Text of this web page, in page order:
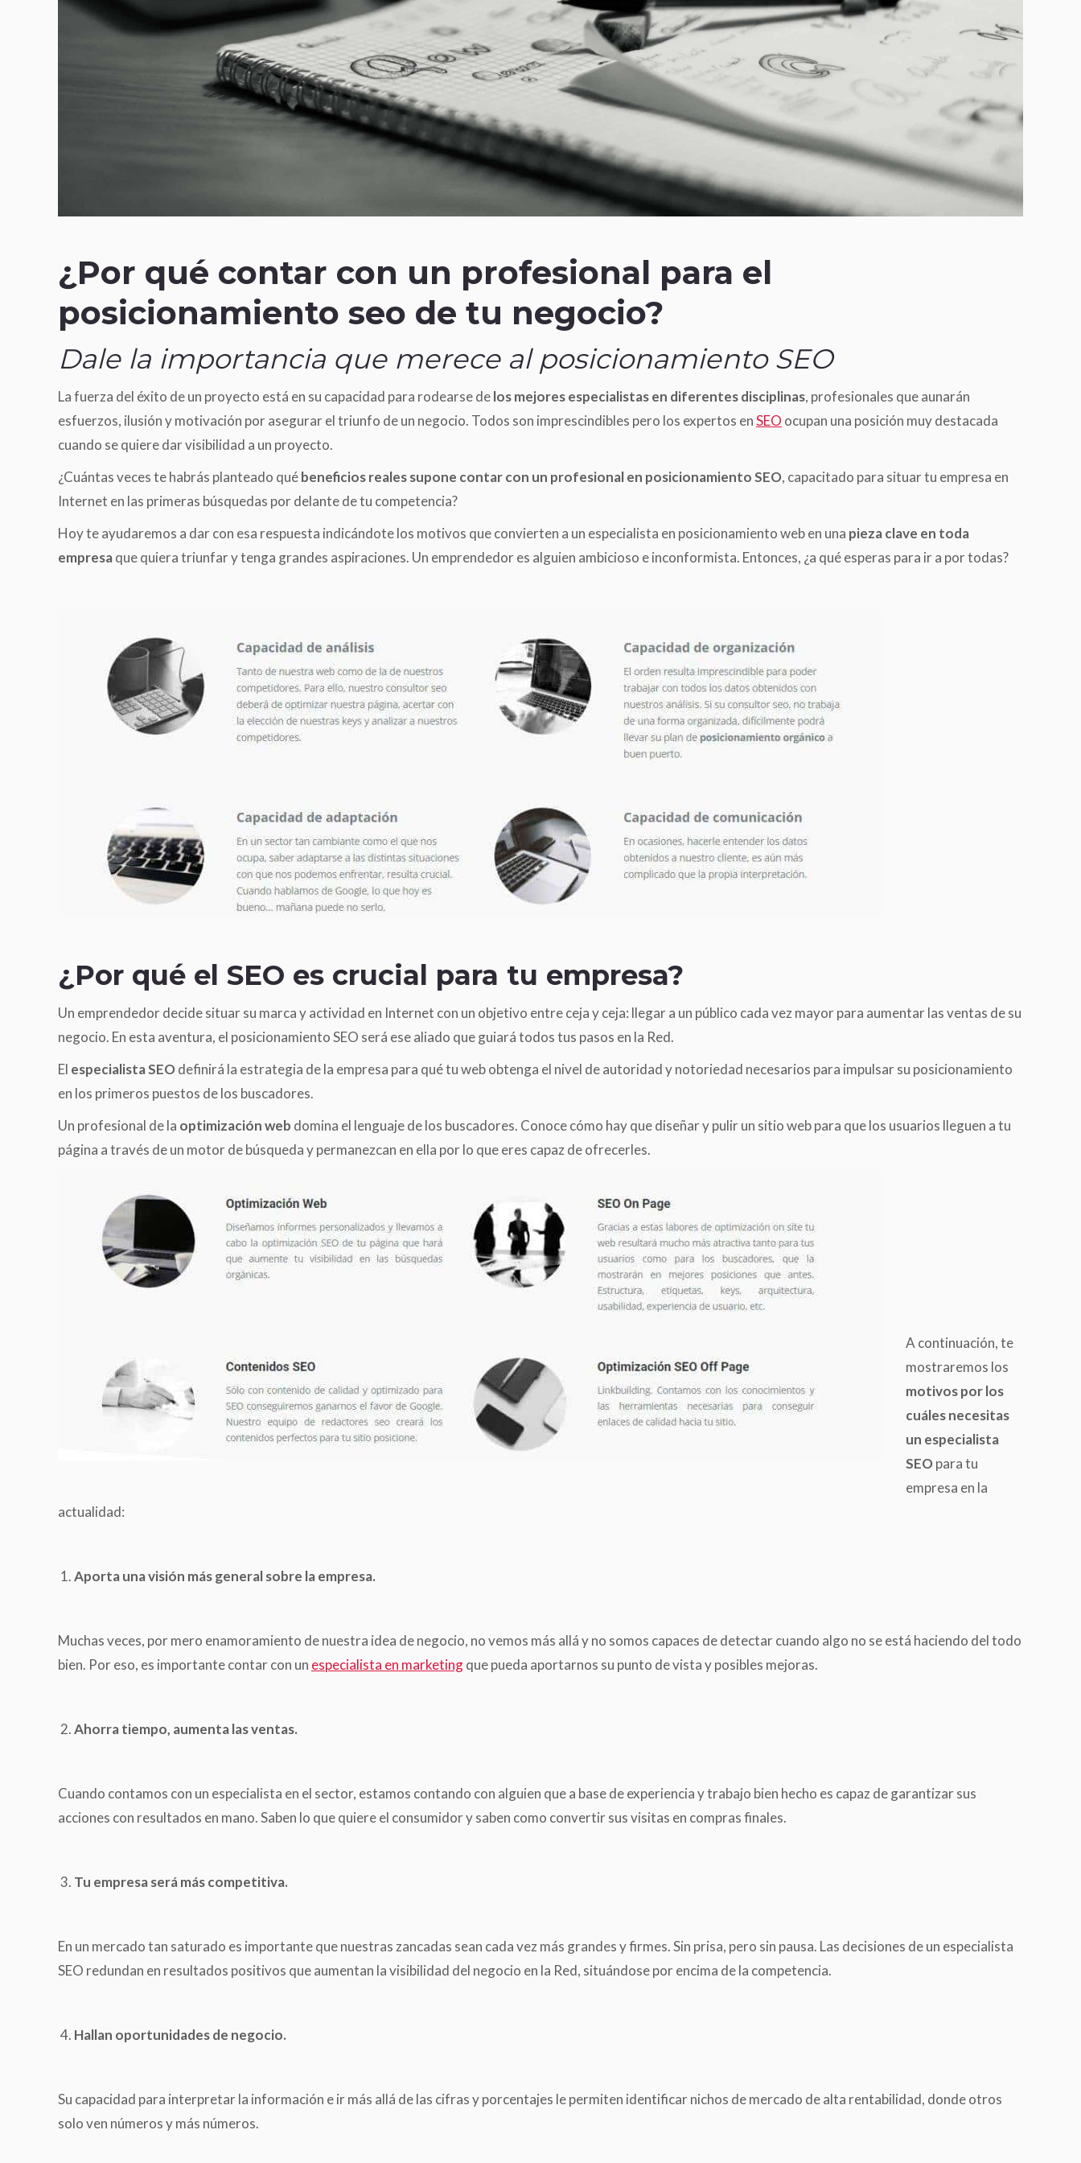
¿Por qué contar con un profesional para el
posicionamiento seo de tu negocio?
Dale la importancia que merece al posicionamiento SEO
La fuerza del éxito de un proyecto está en su capacidad para rodearse delos mejores especialistas en diferentes disciplinas, profesionales que aunarán
esfuerzos, ilusión y motivación por asegurar el triunfo de un negocio. Todos son imprescindibles pero los expertos enSEO ocupan una posición muy destacada
cuando se quiere dar visibilidad a un proyecto.
¿Cuántas veces te habrás planteado québeneficios reales supone contar con un profesional en posicionamiento SEO, capacitado para situar tu empresa en
Internet en las primeras búsquedas por delante de tu competencia?
Hoy te ayudaremos a dar con esa respuesta indicándote los motivos que convierten a un especialista en posicionamiento web en una pieza clave en toda
empresaque quiera triunfar y tenga grandes aspiraciones. Un emprendedor es alguien ambicioso e inconformista. Entonces, ¿a qué esperas para ir a por todas?
¿Por qué el SEO es crucial para tu empresa?
Un emprendedor decide situar su marca y actividad en Internet con un objetivo entre ceja y ceja: llegar a un público cada vez mayor para aumentar las ventas de su
negocio. En esta aventura, el posicionamiento SEO será ese aliado que guiará todos tus pasos en la Red.
El especialista SEO definirá la estrategia de la empresa para qué tu web obtenga el nivel de autoridad y notoriedad necesarios para impulsar su posicionamiento
en los primeros puestos de los buscadores.
Un profesional de la optimización web domina el lenguaje de los buscadores. Conoce cómo hay que diseñar y pulir un sitio web para que los usuarios lleguen a tu
página a través de un motor de búsqueda y permanezcan en ella por lo que eres capaz de ofrecerles.
A continuación, te
mostraremos los
motivos por los
cuáles necesitas
un especialista
SEO para tu
empresa en la
actualidad:
Aporta una visión más general sobre la empresa.
Muchas veces, por mero enamoramiento de nuestra idea de negocio, no vemos más allá y no somos capaces de detectar cuando algo no se está haciendo del todo
bien. Por eso, es importante contar con un especialista en marketingque pueda aportarnos su punto de vista y posibles mejoras.
Ahorra tiempo, aumenta las ventas.
Cuando contamos con un especialista en el sector, estamos contando con alguien que a base de experiencia y trabajo bien hecho es capaz de garantizar sus
acciones con resultados en mano. Saben lo que quiere el consumidor y saben como convertir sus visitas en compras finales.
Tu empresa será más competitiva.
En un mercado tan saturado es importante que nuestras zancadas sean cada vez más grandes y firmes. Sin prisa, pero sin pausa. Las decisiones de un especialista
SEO redundan en resultados positivos que aumentan la visibilidad del negocio en la Red, situándose por encima de la competencia.
Hallan oportunidades de negocio.
Su capacidad para interpretar la información e ir más allá de las cifras y porcentajes le permiten identificar nichos de mercado de alta rentabilidad, donde otros
solo ven números y más números.